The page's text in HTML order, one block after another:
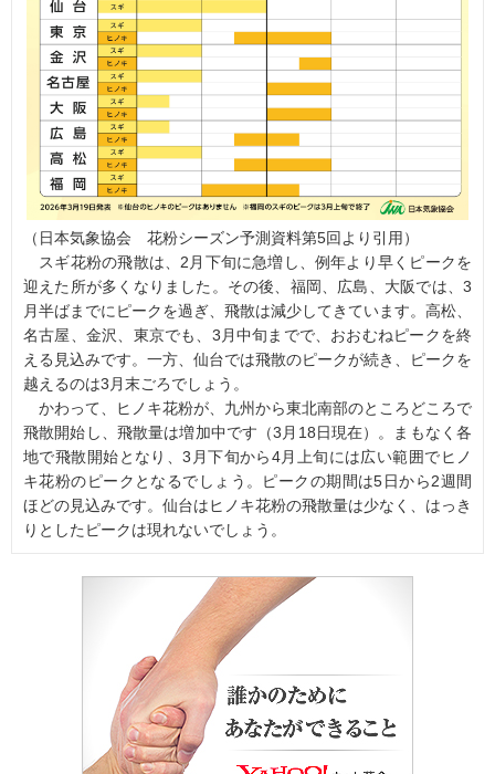
（日本気象協会 花粉シーズン予測資料第5回より引用）
スギ花粉の飛散は、2月下旬に急増し、例年より早くピークを
迎えた所が多くなりました。その後、福岡、広島、大阪では、3
月半ばまでにピークを過ぎ、飛散は減少してきています。高松、
名古屋、金沢、東京でも、3月中旬までで、おおむねピークを終
える見込みです。一方、仙台では飛散のピークが続き、ピークを
越えるのは3月末ごろでしょう。
かわって、ヒノキ花粉が、九州から東北南部のところどころで
飛散開始し、飛散量は増加中です（3月18日現在）。まもなく各
地で飛散開始となり、3月下旬から4月上旬には広い範囲でヒノ
キ花粉のピークとなるでしょう。ピークの期間は5日から2週間
ほどの見込みです。仙台はヒノキ花粉の飛散量は少なく、はっき
りとしたピークは現れないでしょう。